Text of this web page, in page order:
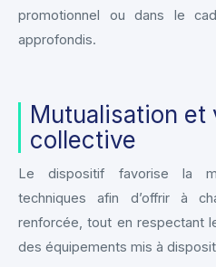
promotionnel ou dans le
approfondis.
Mutualisation
collective
Le dispositif favorise la
techniques afin d’offrir à
renforcée, tout en respectant
des équipements mis à